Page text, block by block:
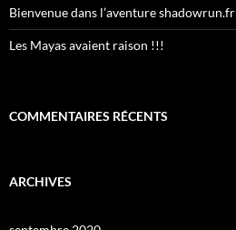
Bienvenue dans l’aventure shadowrun.fr
Les Mayas avaient raison !!!
COMMENTAIRES RÉCENTS
ARCHIVES